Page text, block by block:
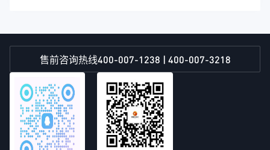
售前咨询热线400-007-1238 | 400-007-3218